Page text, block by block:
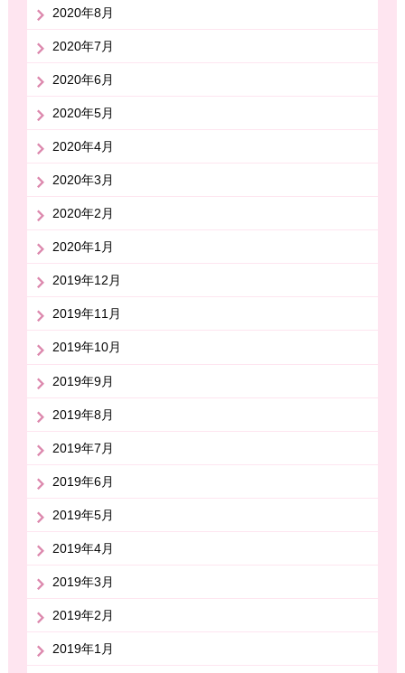
2020年8月
2020年7月
2020年6月
2020年5月
2020年4月
2020年3月
2020年2月
2020年1月
2019年12月
2019年11月
2019年10月
2019年9月
2019年8月
2019年7月
2019年6月
2019年5月
2019年4月
2019年3月
2019年2月
2019年1月